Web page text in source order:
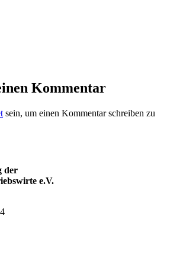
Kommentar
sein, um einen Kommentar schreiben zu
der
e.V.